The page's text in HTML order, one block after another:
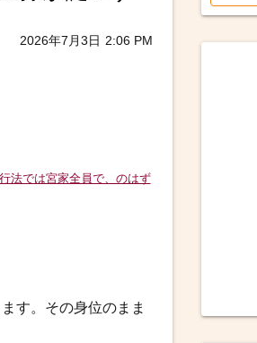
2026年7月3日 2:06 PM
法では宮家全員で、のはず
す。その身位のまま